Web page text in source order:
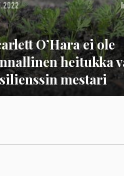
O’Hara ei ole
heitukka
mestari